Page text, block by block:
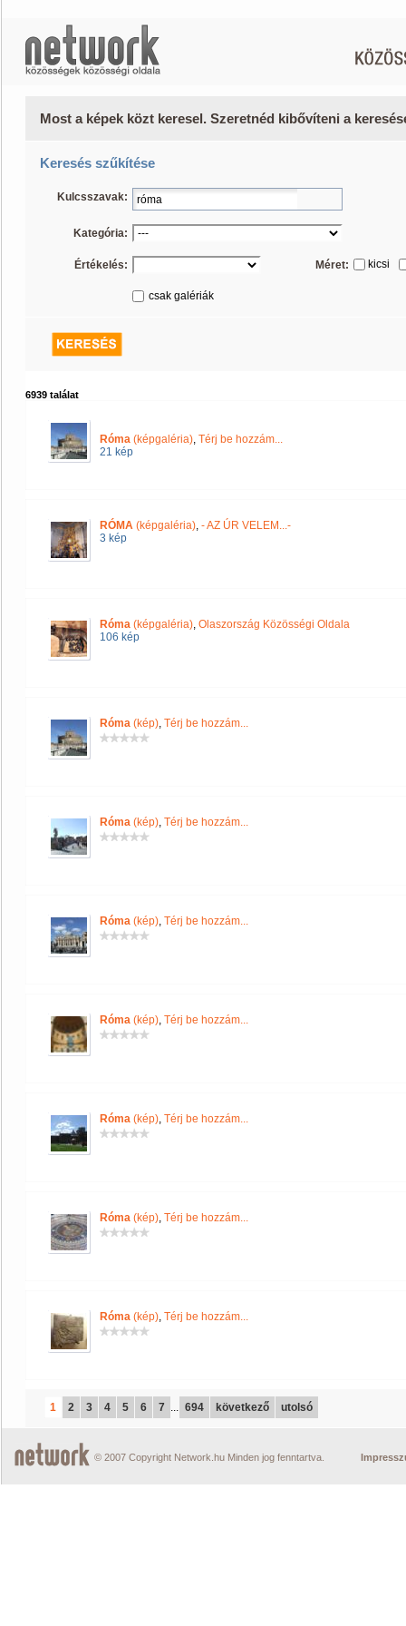
Most a képek közt keresel. Szeretnéd kibővíteni a
Keresés szűkítése
Kulcsszavak:
Kategória:
Értékelés: Méret: kicsi
csak galériák
6939 találat
Róma (képgaléria), Térj be hozzám...
21 kép
RÓMA (képgaléria), - AZ ÚR VELEM...-
3 kép
Róma (képgaléria), Olaszország Közösségi Oldala
106 kép
Róma (kép), Térj be hozzám...
Róma (kép), Térj be hozzám...
Róma (kép), Térj be hozzám...
Róma (kép), Térj be hozzám...
Róma (kép), Térj be hozzám...
Róma (kép), Térj be hozzám...
Róma (kép), Térj be hozzám...
1 2 3 4 5 6 7 ... 694 következő utolsó
© 2007 Copyright Network.hu Minden jog fenntartva.